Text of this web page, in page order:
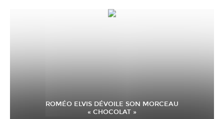
ROMÉO ELVIS DÉVOILE SON MORCEAU
« CHOCOLAT »